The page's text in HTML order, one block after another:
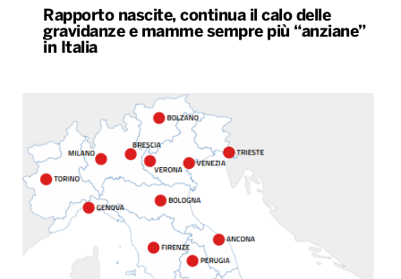
Rapporto nascite, continua il calo delle
gravidanze e mamme sempre più “anziane”
in Italia